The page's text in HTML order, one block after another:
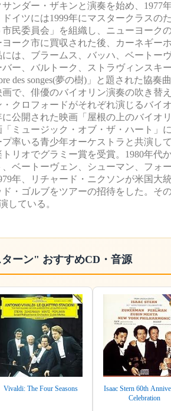
ンダー・ザキンと演奏を始め、
イツには1999年にマスタークラスの
民委員会」を組織し、ニューヨーク
ーク市に買収された後、カーネギー
は、ブラームス、バッハ、ベート
ー、バルトーク、ストラヴィンス
des songes(夢の樹)」と題された協
画で、俳優のバイオリン演奏の吹き
クロフォードがそれぞれ演じるバ
公開された映画「屋根の上のバイ
ミュージック・オブ・ザ・ハート
率いる青少年オーケストラと共演し
リオでグラミー賞を受賞。1980年代
ベートーヴェン、シューマン、フォ
年、リチャード・ニクソンが米国
・ゴルブをツアーの招待をした。
している。
ーン" おすすめCD・音源
Vivaldi: The Four Seasons
Isaac Stern 60th
Celebration